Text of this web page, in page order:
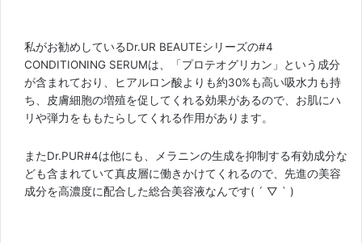
私がお勧めしているDr.UR BEAUTEシリーズの#4
CONDITIONING SERUMは、「プロテオグリカン」という成分
が含まれており、ヒアルロン酸よりも約30%も高い吸水力も持
ち、皮膚細胞の増殖を促してくれる効果があるので、お肌にハ
リや弾力をももたらしてくれる作用があります。
またDr.PUR#4は他にも、メラニンの生成を抑制する有効成分な
ども含まれていて真皮層に働きかけてくれるので、先進の美容
成分を高濃度に配合した総合美容液なんです( ´ ▽ ` )